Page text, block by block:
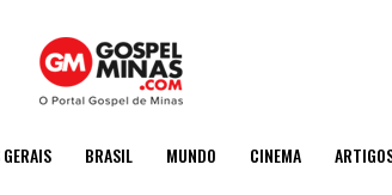
BRASIL MUNDO CINEMA